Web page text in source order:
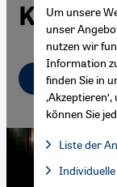
Deutsch
Um unsere
unser
nutzen wir
Information
finden Sie in
können Sie
Liste der
Facebook
Facebook